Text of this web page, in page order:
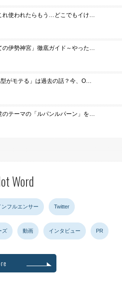
れ使われたらもう…どこでもイけ…
の伊勢神宮」徹底ガイド～やった…
型がモテる」は過去の話？今、O…
のテーマの「ルパンルパーン」を…
Word
ンフルエンサー Twitter
ズ 動画 インタビュー PR